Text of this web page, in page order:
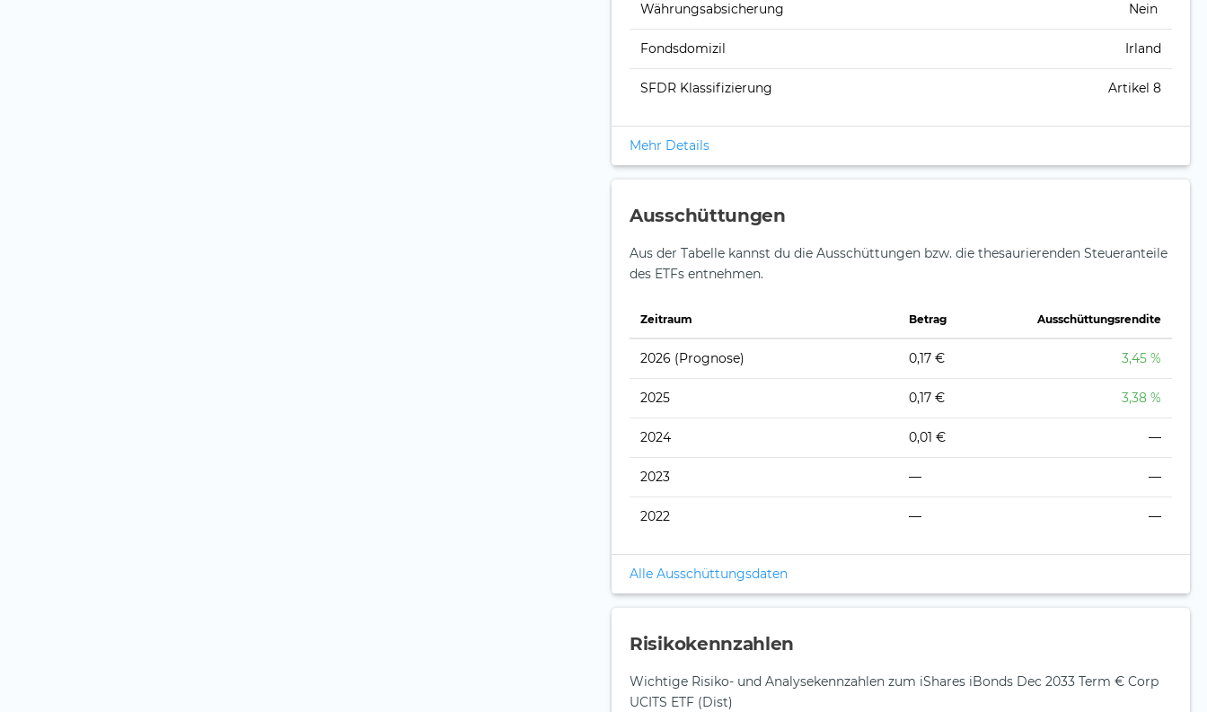
Währungsabsicherung Nein
Fondsdomizil Irland
SFDR Klassifizierung Artikel 8
Mehr Details
Ausschüttungen
Aus der Tabelle kannst du die Ausschüttungen bzw. die thesaurierenden Steueranteile
des ETFs entnehmen.
Zeitraum Betrag Ausschüttungsrendite
2026 (Prognose) 0,17 € 3,45 %
2025 0,17 € 3,38 %
2024 0,01 € —
2023 — —
2022 — —
Alle Ausschüttungsdaten
Risikokennzahlen
Wichtige Risiko- und Analysekennzahlen zum iShares iBonds Dec 2033 Term € Corp
UCITS ETF (Dist)